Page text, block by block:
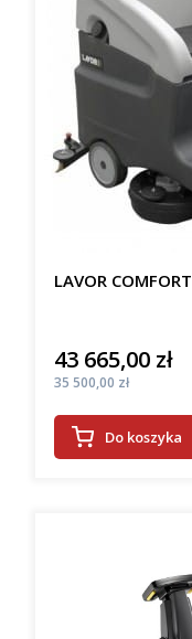
LAVOR
Cena
43 665,00 zł
Cena
35 500,00 zł
Do koszyka